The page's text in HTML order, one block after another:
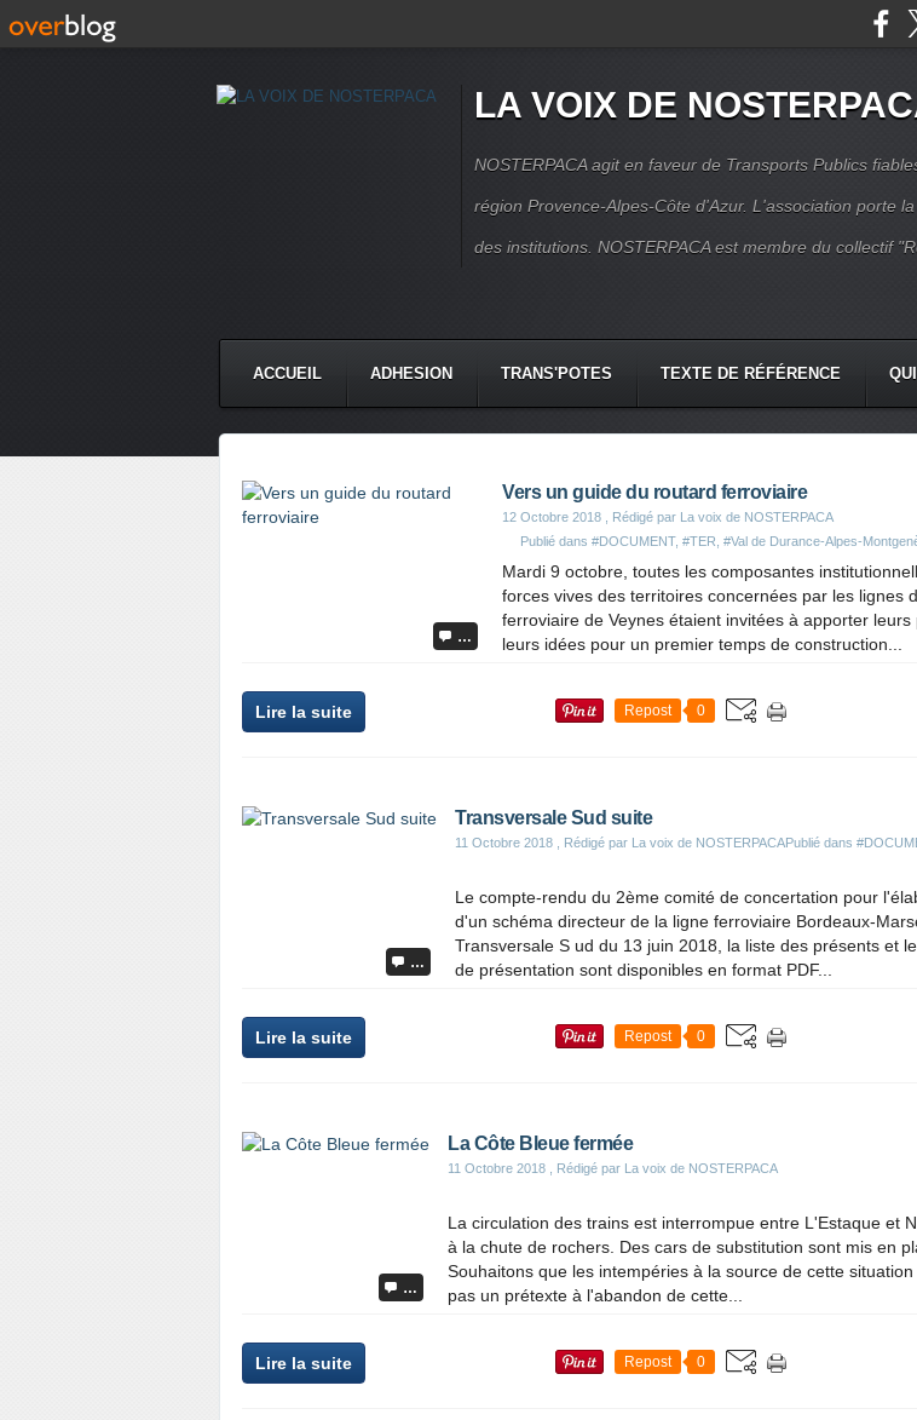
LA VOIX DE
NOSTERPACA agit en faveur de Transports Publics
région Provence-Alpes-Côte d'Azur. L'association porte
des institutions. NOSTERPACA est membre du collectif
ACCUEIL ADHESION TRANS'POTES TEXTE DE RÉFÉRENCE
…
Vers un guide du routard ferroviaire
12 Octobre 2018 , Rédigé par La voix de NOSTERPACA
Publié dans #DOCUMENT, #TER #Val de Durance-Alpes-
Mardi 9 octobre, toutes les composantes
forces vives des territoires concernées par les lignes
ferroviaire de Veynes étaient invitées à apporter leurs
leurs idées pour un premier temps de construction...
Lire la suite Repost 0
…
Transversale Sud suite
11 Octobre 2018 , Rédigé par La voix de NOSTERPACAPublié dans
Le compte-rendu du 2ème comité de concertation pour
d'un schéma directeur de la ligne ferroviaire Bordeaux-
Transversale S ud du 13 juin 2018, la liste des présents et
de présentation sont disponibles en format PDF...
Lire la suite Repost 0
…
La Côte Bleue fermée
11 Octobre 2018 , Rédigé par La voix de NOSTERPACA
La circulation des trains est interrompue entre L'Estaque et
à la chute de rochers. Des cars de substitution sont mis en
Souhaitons que les intempéries à la source de cette
pas un prétexte à l'abandon de cette...
Lire la suite Repost 0